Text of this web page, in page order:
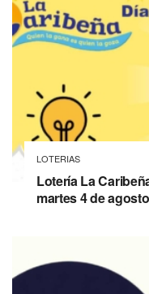
LOTERIAS
Lotería La
martes 4 de